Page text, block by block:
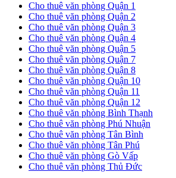
Cho thuê văn phòng Quận 1
Cho thuê văn phòng Quận 2
Cho thuê văn phòng Quận 3
Cho thuê văn phòng Quận 4
Cho thuê văn phòng Quận 5
Cho thuê văn phòng Quận 7
Cho thuê văn phòng Quận 8
Cho thuê văn phòng Quận 10
Cho thuê văn phòng Quận 11
Cho thuê văn phòng Quận 12
Cho thuê văn phòng Bình Thạnh
Cho thuê văn phòng Phú Nhuận
Cho thuê văn phòng Tân Bình
Cho thuê văn phòng Tân Phú
Cho thuê văn phòng Gò Vấp
Cho thuê văn phòng Thủ Đức